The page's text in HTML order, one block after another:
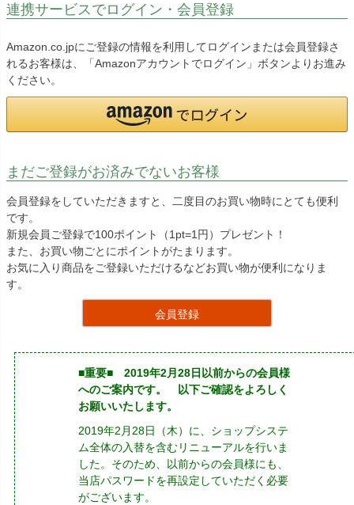
連携サービスでログイン・会員登録
Amazon.co.jpにご登録の情報を利用してログインまたは会員登録さ
れるお客様は、「Amazonアカウントでログイン」ボタンよりお進み
ください。
まだご登録がお済みでないお客様
会員登録をしていただきますと、二度目のお買い物時にとても便利
です。
新規会員ご登録で100ポイント（1pt=1円）プレゼント！
また、お買い物ごとにポイントがたまります。
お気に入り商品をご登録いただけるなどお買い物が便利になりま
す。
会員登録
■重要■ 2019年2月28日以前からの会員様
へのご案内です。 以下ご確認をよろしく
お願いいたします。
2019年2月28日（木）に、ショップシステ
ム全体の入替を含むリニューアルを行いま
した。そのため、以前からの会員様にも、
当店パスワードを再設定していただく必要
がございます。